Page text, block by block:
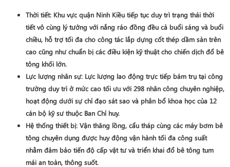
Thời tiết: Khu vực quận Ninh Kiều tiếp tục duy trì trạng thái thời
tiết vô cùng lý tưởng với nắng ráo đồng đều cả buổi sáng và buổi
chiều, hỗ trợ tối đa cho công tác lắp dựng cốt thép dầm sàn trên
cao cũng như chuẩn bị các điều kiện kỹ thuật cho chiến dịch đổ bê
tông khối lớn.
Lực lượng nhân sự: Lực lượng lao động trực tiếp bám trụ tại công
trường duy trì ở mức cao tối ưu với 298 nhân công chuyên nghiệp,
hoạt động dưới sự chỉ đạo sát sao và phân bổ khoa học của 12
cán bộ kỹ sư thuộc Ban Chỉ huy.
Hệ thống thiết bị: Vận thăng lồng, cẩu tháp cùng các máy bơm bê
tông chuyên dụng được huy động vận hành tối đa công suất
nhằm đảm bảo tiến độ cấp vật tư và triển khai đổ bê tông tum
mái an toàn, thông suốt.